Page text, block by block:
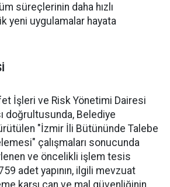
süreçlerinin daha hızlı
yeni uygulamalar hayata
İşleri ve Risk Yönetimi Dairesi
doğrultusunda, Belediye
"İzmir İli Bütününde Talebe
çalışmaları sonucunda
ve öncelikli işlem tesis
adet yapının, ilgili mevzuat